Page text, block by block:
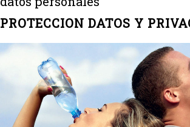
PROTECCION DATOS Y